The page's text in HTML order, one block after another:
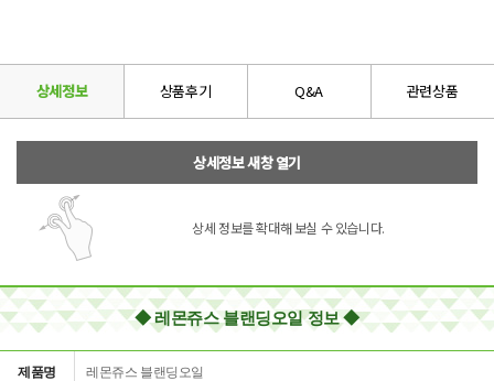
상세정보 상품후기 Q&A 관련상품
상세정보 새창 열기
상세 정보를 확대해 보실 수 있습니다.
◆ 레몬쥬스 블랜딩오일 정보 ◆
제품명 레몬쥬스 블랜딩오일